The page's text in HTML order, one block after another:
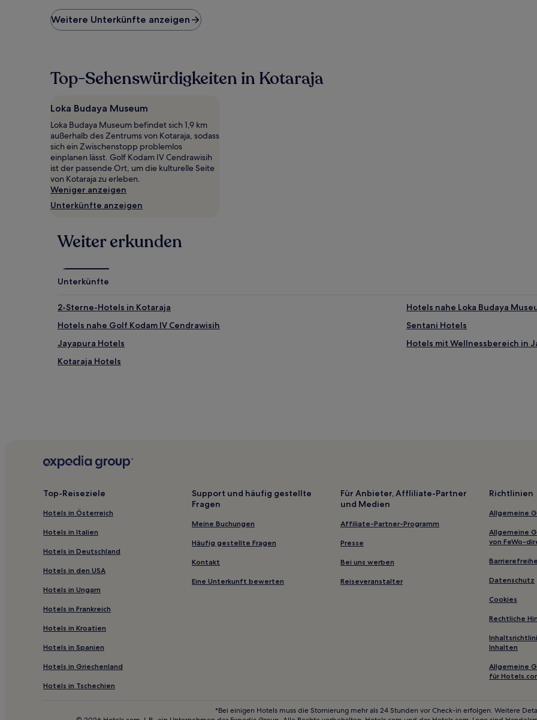
der
niedrigste
Preis
in
den
24 Stunden
für
einen
Aufenthalt
mit
1 Übernachtung
von
2 Erwachsenen
gefunden
wurde.
Preise
Verfügbarkeiten
können
ändern.
können
Bedingungen
gelten.
Weitere Unterkünfte anzeigen
Top-Sehenswürdigkeiten in Kotaraja
Loka Budaya Museum
Loka Budaya Museum befindet sich 1,9 km
außerhalb des Zentrums von Kotaraja, sodass
sich ein Zwischenstopp problemlos
einplanen lässt. Golf Kodam IV Cendrawisih
ist der passende Ort, um die kulturelle Seite
von Kotaraja zu erleben.
Weniger anzeigen
Unterkünfte anzeigen
Weiter erkunden
Unterkünfte
2-Sterne-Hotels in Kotaraja
Hotels nahe Loka Budaya
Hotels nahe Golf Kodam IV Cendrawisih
Sentani Hotels
Jayapura Hotels
Hotels mit Wellnessbereich in
Kotaraja Hotels
Top-Reiseziele
Hotels in Österreich
Hotels in Italien
Hotels in Deutschland
Hotels in den USA
Hotels in Ungarn
Hotels in Frankreich
Hotels in Kroatien
Hotels in Spanien
Hotels in Griechenland
Hotels in Tschechien
Support und häufig gestellte
Fragen
Meine Buchungen
Häufig gestellte Fragen
Kontakt
Eine Unterkunft bewerten
Für Anbieter, Affliliate-Partner
und Medien
Affiliate-Partner-Programm
Presse
Bei uns werben
Reiseveranstalter
Richtlinien
Allgemeine
Allgemeine
von FeWo-
Datenschutz
Cookies
Rechtliche
Inhalten
Allgemeine
für
*Bei einigen Hotels muss die Stornierung mehr als 24 Stunden vor Check-in erfolgen. Weitere